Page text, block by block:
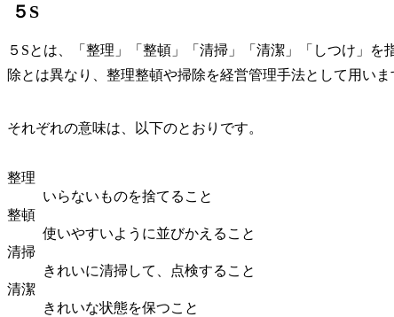
５S
５Sとは、「整理」「整頓」「清掃」「清潔」「しつけ」
除とは異なり、整理整頓や掃除を経営管理手法として用いま
それぞれの意味は、以下のとおりです。
整理
いらないものを捨てること
整頓
使いやすいように並びかえること
清掃
きれいに清掃して、点検すること
清潔
きれいな状態を保つこと